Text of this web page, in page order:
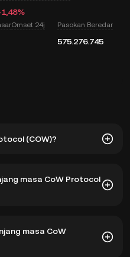
Omset 24j Pasokan Beredar
575.276.745
(COW)?
Harga CoW Protocol
permintaan, serta
masa CoW Protocol
ini turun 91,21% dari harga
masa CoW